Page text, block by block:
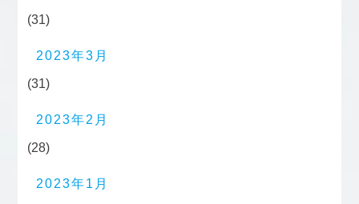
(31)
2023年3月
(31)
2023年2月
(28)
2023年1月